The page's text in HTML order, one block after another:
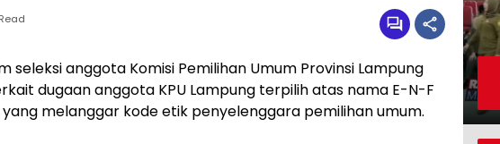
seleksi anggota Komisi Pemilihan Umum Provinsi Lampung
dugaan anggota KPU Lampung terpilih atas nama E-N-F
melanggar kode etik penyelenggara pemilihan umum.